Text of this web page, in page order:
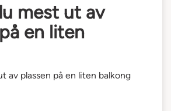
mest ut av
en liten
av plassen på en liten balkong